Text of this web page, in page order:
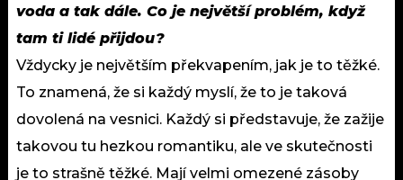
voda a tak dále. Co je největší problém, když
tam ti lidé přijdou?
Vždycky je největším překvapením, jak je to těžké.
To znamená, že si každý myslí, že to je taková
dovolená na vesnici. Každý si představuje, že zažije
takovou tu hezkou romantiku, ale ve skutečnosti
je to strašně těžké. Mají velmi omezené zásoby